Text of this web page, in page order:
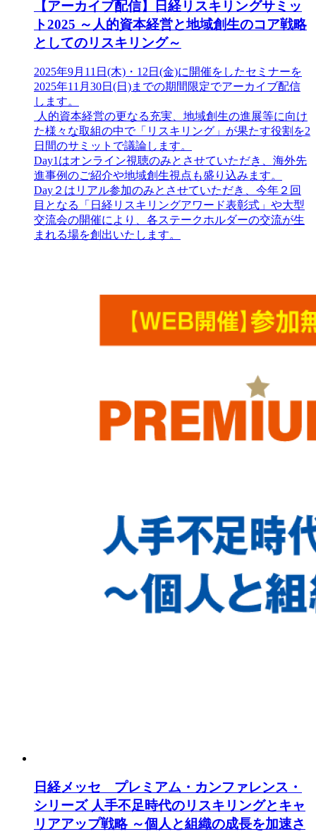
【アーカイブ配信】日経リスキリングサミッ
ト2025 ～人的資本経営と地域創生のコア戦略
としてのリスキリング～
2025年9月11日(木)・12日(金)に開催をしたセミナーを
2025年11月30日(日)までの期間限定でアーカイブ配信
します。
人的資本経営の更なる充実、地域創生の進展等に向け
た様々な取組の中で「リスキリング」が果たす役割を2
日間のサミットで議論します。
Day1はオンライン視聴のみとさせていただき、海外先
進事例のご紹介や地域創生視点も盛り込みます。
Day２はリアル参加のみとさせていただき、今年２回
目となる「日経リスキリングアワード表彰式」や大型
交流会の開催により、各ステークホルダーの交流が生
まれる場を創出いたします。
日経メッセ プレミアム・カンファレンス・
シリーズ 人手不足時代のリスキリングとキャ
リアアップ戦略 ～個人と組織の成長を加速さ